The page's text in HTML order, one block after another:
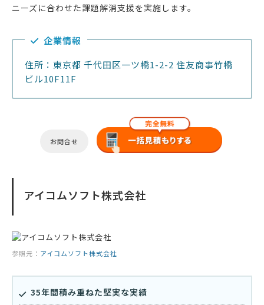
ニーズに合わせた課題解消支援を実施します。
企業情報
住所：東京都 千代田区一ツ橋1-2-2 住友商事竹橋
ビル10F11F
お問合せ
アイコムソフト株式会社
参照元： アイコムソフト株式会社
35年間積み重ねた堅実な実績